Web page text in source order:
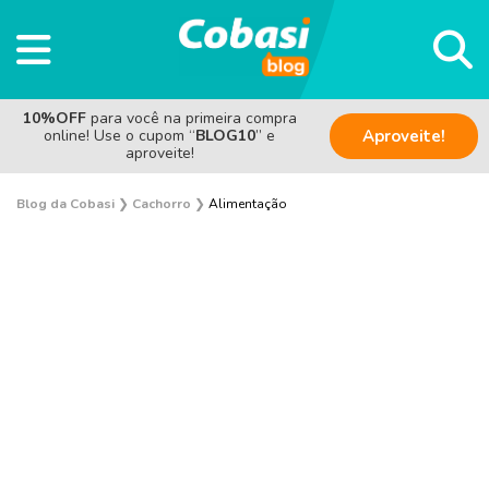
10%OFF para você na primeira compra
online! Use o cupom “BLOG10” e
aproveite!
Aproveite!
Blog da Cobasi ❯ Cachorro ❯ Alimentação